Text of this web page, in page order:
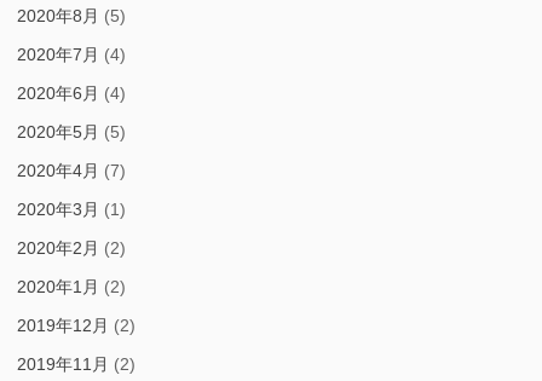
2020年8月 (5)
2020年7月 (4)
2020年6月 (4)
2020年5月 (5)
2020年4月 (7)
2020年3月 (1)
2020年2月 (2)
2020年1月 (2)
2019年12月 (2)
2019年11月 (2)